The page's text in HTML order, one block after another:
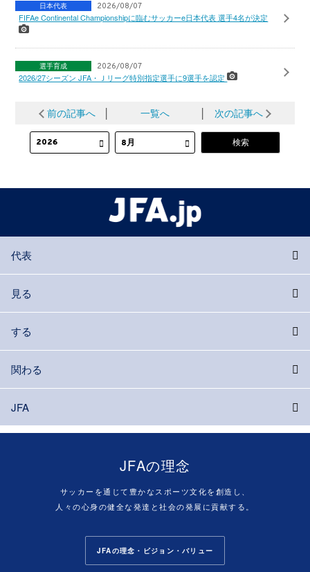
日本代表 2026/08/07
FIFAe Continental Championshipに臨むサッカーe日本代表 選手4名が決定
選手育成 2026/08/07
2026/27シーズン JFA・Ｊリーグ特別指定選手に9選手を認定
前の記事へ 一覧へ 次の記事へ
代表
見る
する
関わる
JFA
JFAの理念
サッカーを通じて豊かなスポーツ文化を創造し、
人々の心身の健全な発達と社会の発展に貢献する。
JFAの理念・ビジョン・バリュー